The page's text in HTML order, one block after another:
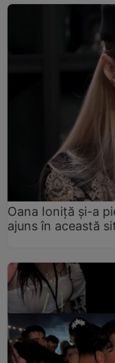
Oana Ioniță și-a
ajuns în această